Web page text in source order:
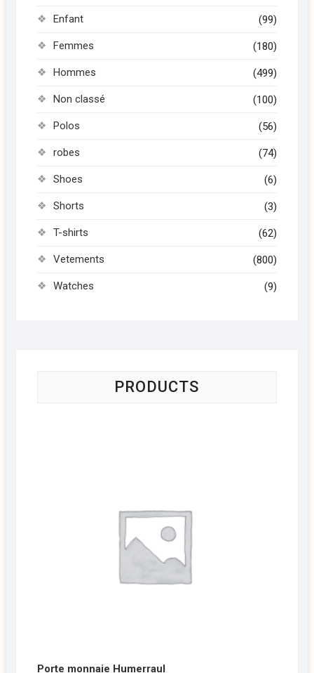
Enfant (99)
Femmes (180)
Hommes (499)
Non classé (100)
Polos (56)
robes (74)
Shoes (6)
Shorts (3)
T-shirts (62)
Vetements (800)
Watches (9)
PRODUCTS
Porte monnaie Humerraul